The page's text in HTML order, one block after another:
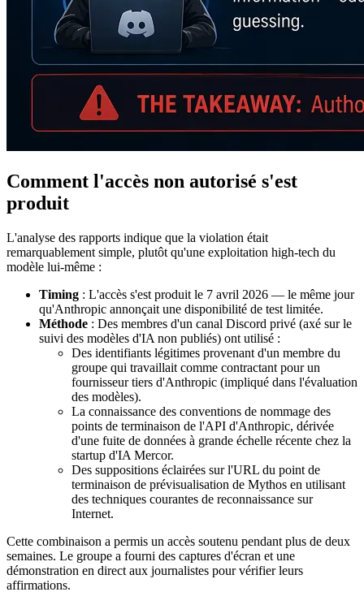
Comment l'accès non autorisé s'est
produit
L'analyse des rapports indique que la violation était
remarquablement simple, plutôt qu'une exploitation high-tech du
modèle lui-même :
Timing : L'accès s'est produit le 7 avril 2026 — le même jour
qu'Anthropic annonçait une disponibilité de test limitée.
Méthode : Des membres d'un canal Discord privé (axé sur le
suivi des modèles d'IA non publiés) ont utilisé :
Des identifiants légitimes provenant d'un membre du
groupe qui travaillait comme contractant pour un
fournisseur tiers d'Anthropic (impliqué dans l'évaluation
des modèles).
La connaissance des conventions de nommage des
points de terminaison de l'API d'Anthropic, dérivée
d'une fuite de données à grande échelle récente chez la
startup d'IA Mercor.
Des suppositions éclairées sur l'URL du point de
terminaison de prévisualisation de Mythos en utilisant
des techniques courantes de reconnaissance sur
Internet.
Cette combinaison a permis un accès soutenu pendant plus de deux
semaines. Le groupe a fourni des captures d'écran et une
démonstration en direct aux journalistes pour vérifier leurs
affirmations.